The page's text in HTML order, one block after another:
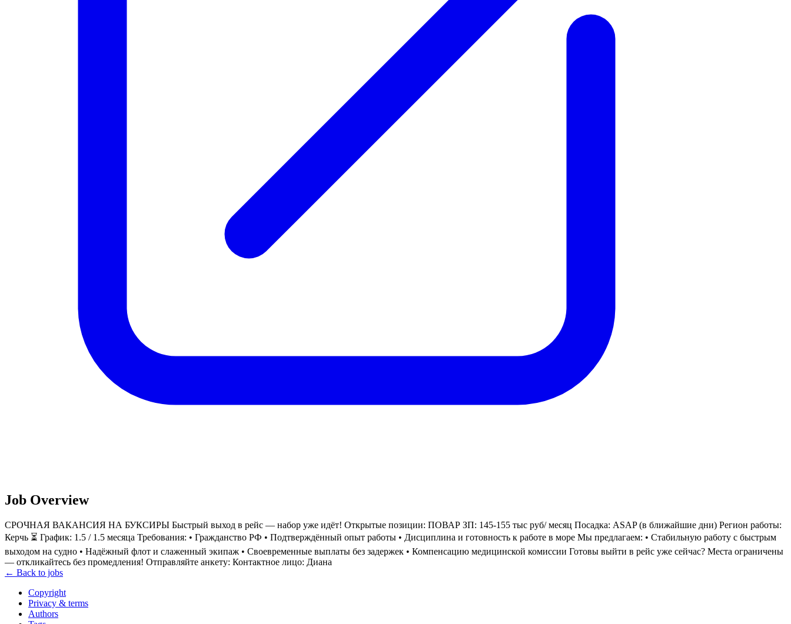
Job Overview
СРОЧНАЯ ВАКАНСИЯ НА БУКСИРЫ Быстрый выход в рейс — набор уже идёт! Открытые позиции: ПОВАР ЗП: 145-155 тыс руб/ месяц Посадка: ASAP (в ближайшие дни) Регион работы:
Керчь ⏳ График: 1.5 / 1.5 месяца Требования: • Гражданство РФ • Подтверждённый опыт работы • Дисциплина и готовность к работе в море Мы предлагаем: • Стабильную работу с быстрым
выходом на судно • Надёжный флот и слаженный экипаж • Своевременные выплаты без задержек • Компенсацию медицинской комиссии Готовы выйти в рейс уже сейчас? Места ограничены
— откликайтесь без промедления! Отправляйте анкету: Контактное лицо: Диана
← Back to jobs
Copyright
Privacy & terms
Authors